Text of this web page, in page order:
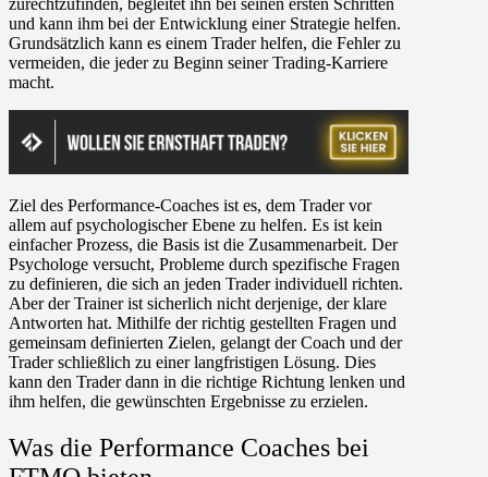
und kann ihm bei der Entwicklung einer Strategie helfen.
Grundsätzlich kann es einem Trader helfen, die Fehler zu
vermeiden, die jeder zu Beginn seiner Trading-Karriere
macht.
Ziel des Performance-Coaches ist es, dem Trader vor
allem auf psychologischer Ebene zu helfen. Es ist kein
einfacher Prozess, die Basis ist die Zusammenarbeit. Der
Psychologe versucht, Probleme durch spezifische Fragen
zu definieren, die sich an jeden Trader individuell richten.
Aber der Trainer ist sicherlich nicht derjenige, der klare
Antworten hat. Mithilfe der richtig gestellten Fragen und
gemeinsam definierten Zielen, gelangt der Coach und der
Trader schließlich zu einer langfristigen Lösung. Dies
kann den Trader dann in die richtige Richtung lenken und
ihm helfen, die gewünschten Ergebnisse zu erzielen.
Was die Performance Coaches bei